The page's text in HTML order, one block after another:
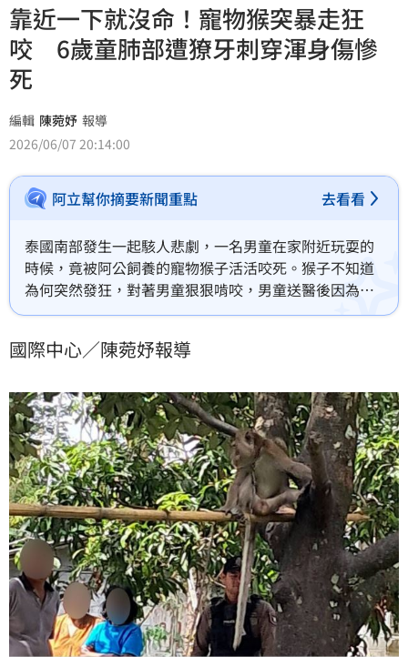
靠近一下就沒命！寵物猴突暴走狂
咬 6歲童肺部遭獠牙刺穿渾身傷慘
死
編輯 陳菀妤 報導
2026/06/07 20:14:00
阿立幫你摘要新聞重點 去看看
泰國南部發生一起駭人悲劇，一名男童在家附近玩耍的
時候，竟被阿公飼養的寵物猴子活活咬死。猴子不知道
為何突然發狂，對著男童狠狠啃咬，男童送醫後因為傷
勢過重，搶救後宣告不治。
國際中心／陳菀妤報導